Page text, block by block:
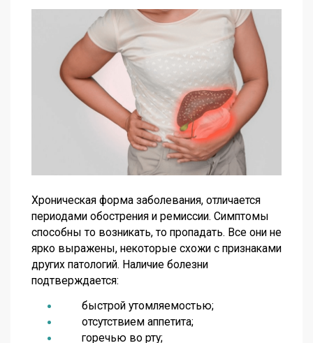
Хроническая форма заболевания, отличается
периодами обострения и ремиссии. Симптомы
способны то возникать, то пропадать. Все они не
ярко выражены, некоторые схожи с признаками
других патологий. Наличие болезни
подтверждается:
быстрой утомляемостью;
отсутствием аппетита;
горечью во рту;